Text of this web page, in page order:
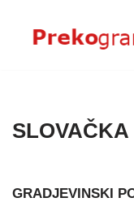
Skoči
SLOVAČKA
GRADJEVINSKI